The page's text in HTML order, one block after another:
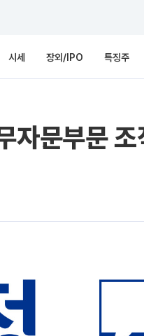
시세 장외/IPO 특징주
자문부문